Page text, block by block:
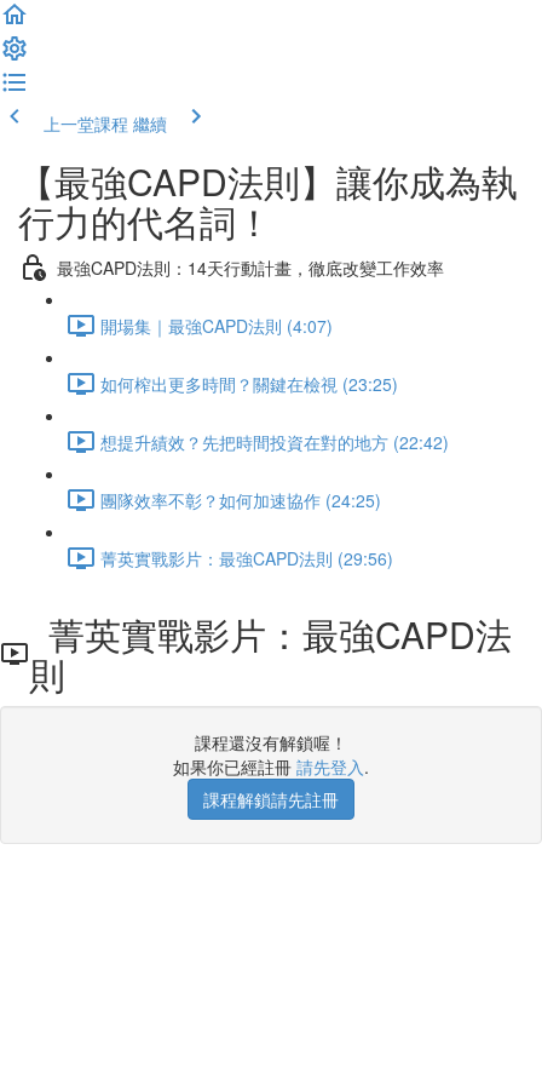
上一堂課程 繼續
【最強CAPD法則】讓你成為執
行力的代名詞！
最強CAPD法則：14天行動計畫，徹底改變工作效率
開場集｜最強CAPD法則 (4:07)
如何榨出更多時間？關鍵在檢視 (23:25)
想提升績效？先把時間投資在對的地方 (22:42)
團隊效率不彰？如何加速協作 (24:25)
菁英實戰影片：最強CAPD法則 (29:56)
菁英實戰影片：最強CAPD法
則
課程還沒有解鎖喔！
如果你已經註冊 請先登入.
課程解鎖請先註冊